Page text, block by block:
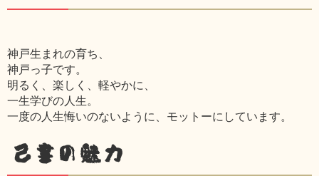
神戸生まれの育ち、
神戸っ子です。
明るく、楽しく、軽やかに、
一生学びの人生。
一度の人生悔いのないように、モットーにしています。
己書の魅力